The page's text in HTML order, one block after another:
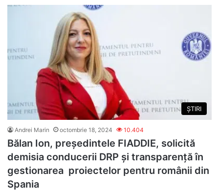
ȘTIRI
Andrei Marin octombrie 18, 2024 10.404
Bălan Ion, președintele FIADDIE, solicită
demisia conducerii DRP și transparență în
gestionarea proiectelor pentru românii din
Spania